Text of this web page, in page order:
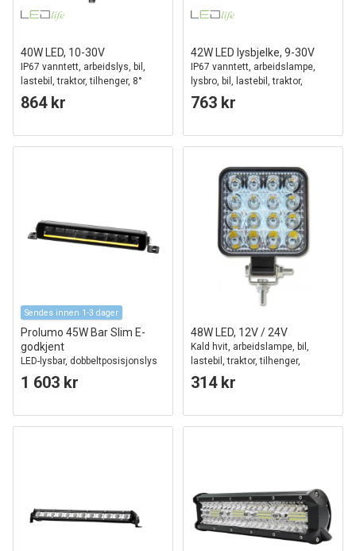
40W LED, 10-30V
IP67 vanntett, arbeidslys, bil,
lastebil, traktor, tilhenger, 8°
fokusert lys
864 kr
42W LED lysbjelke, 9-30V
IP67 vanntett, arbeidslampe,
lysbro, bil, lastebil, traktor,
tilhenger, kombinert spredning
763 kr
Sendes innen 1-3 dager
Prolumo 45W Bar Slim E-
godkjent
LED-lysbar, dobbeltposisjonslys
1 603 kr
48W LED, 12V / 24V
Kald hvit, arbeidslampe, bil,
lastebil, traktor, tilhenger,
utrykningskjøretøy
314 kr